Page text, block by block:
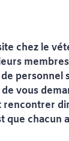
chez le
personnel
vous
rencontrer
que chacun